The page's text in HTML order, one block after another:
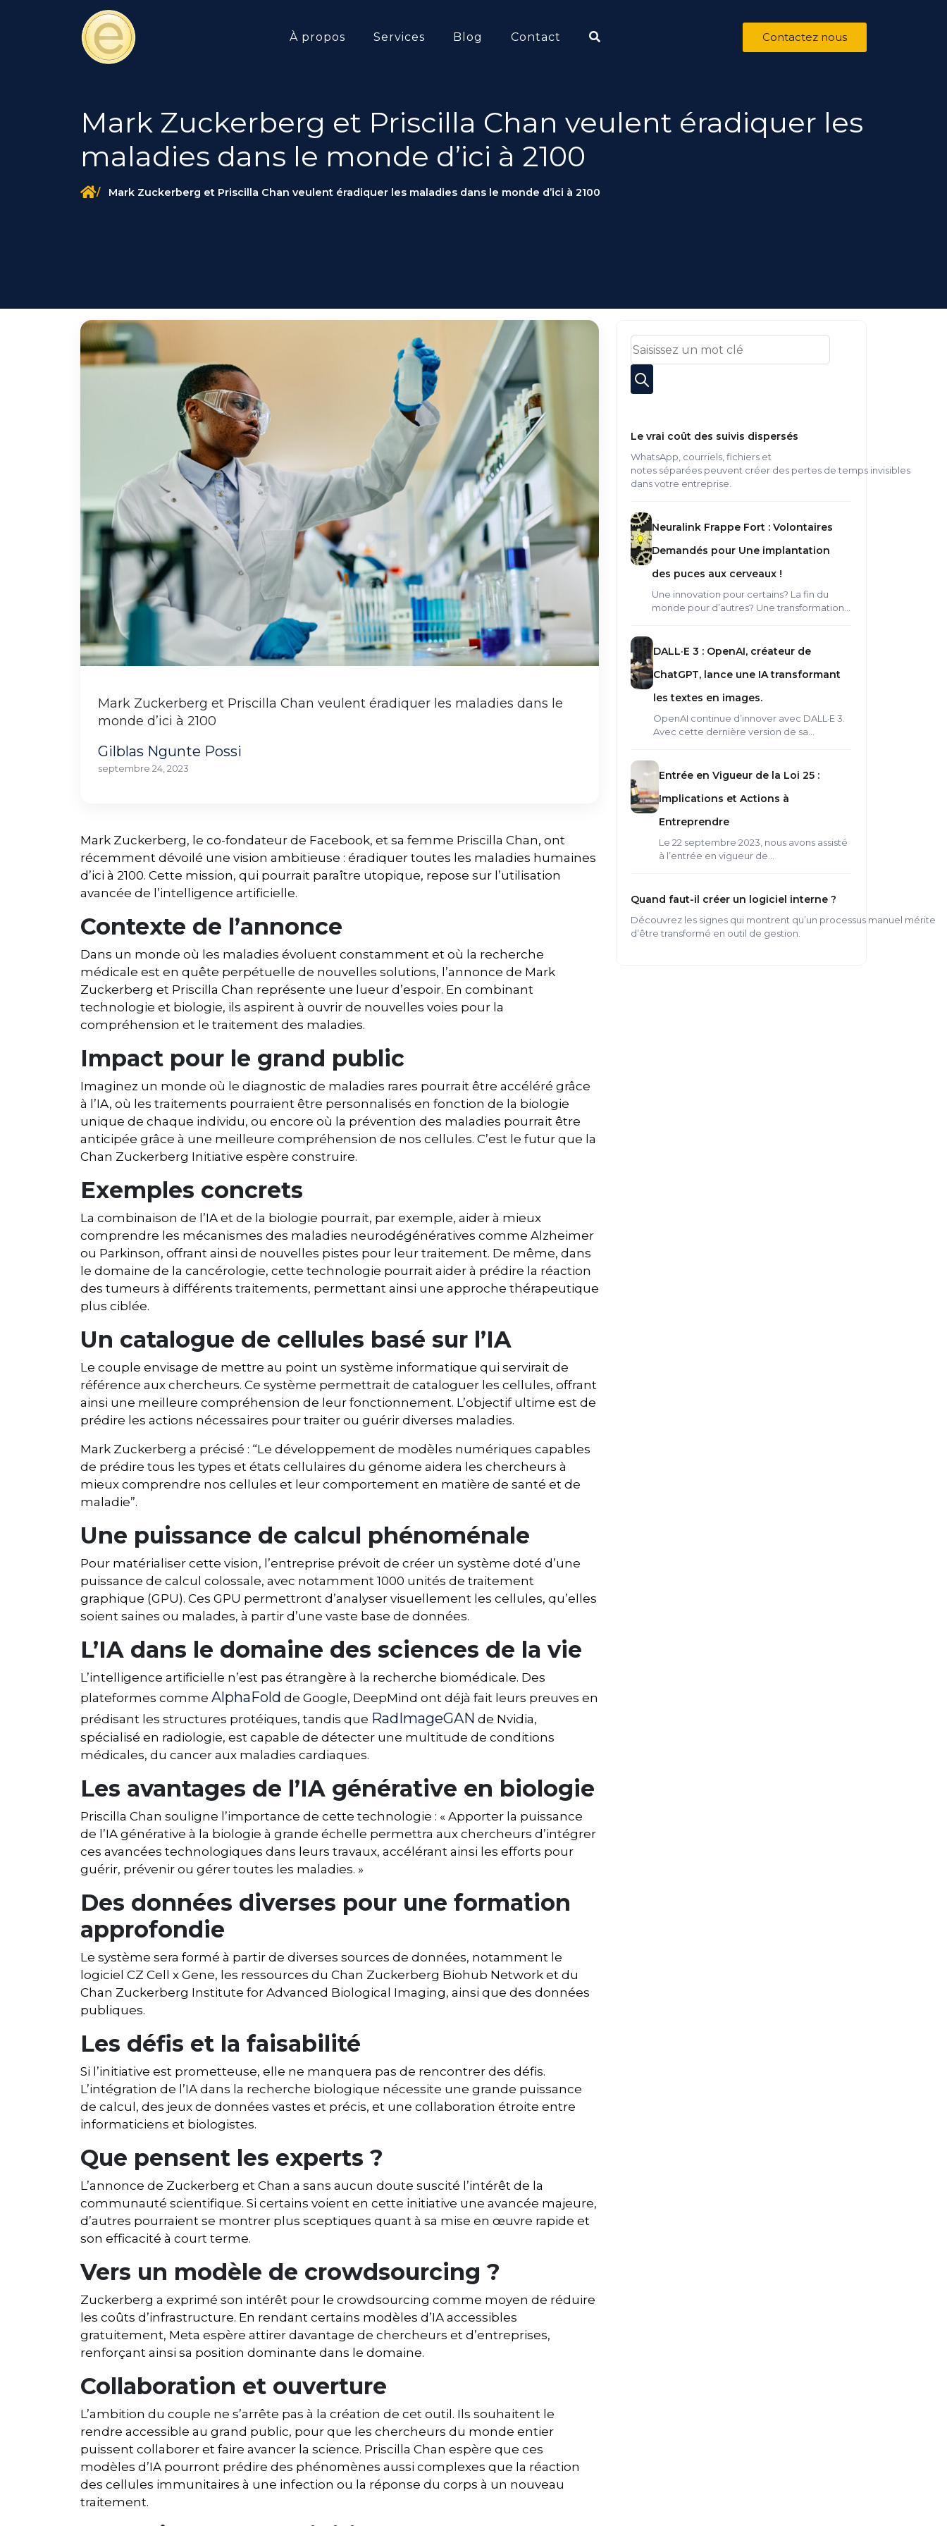
À propos Services Blog Contact Contactez nous
Mark Zuckerberg et Priscilla Chan veulent éradiquer les
maladies dans le monde d’ici à 2100
Mark Zuckerberg et Priscilla Chan veulent éradiquer les maladies dans le monde d’ici à 2100
Mark Zuckerberg et Priscilla Chan veulent éradiquer les maladies dans le
monde d’ici à 2100
Gilblas Ngunte Possi
septembre 24, 2023
Mark Zuckerberg, le co-fondateur de Facebook, et sa femme Priscilla Chan, ont
récemment dévoilé une vision ambitieuse : éradiquer toutes les maladies humaines
d’ici à 2100. Cette mission, qui pourrait paraître utopique, repose sur l’utilisation
avancée de l’intelligence artificielle.
Contexte de l’annonce
Dans un monde où les maladies évoluent constamment et où la recherche
médicale est en quête perpétuelle de nouvelles solutions, l’annonce de Mark
Zuckerberg et Priscilla Chan représente une lueur d’espoir. En combinant
technologie et biologie, ils aspirent à ouvrir de nouvelles voies pour la
compréhension et le traitement des maladies.
Impact pour le grand public
Imaginez un monde où le diagnostic de maladies rares pourrait être accéléré grâce
à l’IA, où les traitements pourraient être personnalisés en fonction de la biologie
unique de chaque individu, ou encore où la prévention des maladies pourrait être
anticipée grâce à une meilleure compréhension de nos cellules. C’est le futur que la
Chan Zuckerberg Initiative espère construire.
Exemples concrets
La combinaison de l’IA et de la biologie pourrait, par exemple, aider à mieux
comprendre les mécanismes des maladies neurodégénératives comme Alzheimer
ou Parkinson, offrant ainsi de nouvelles pistes pour leur traitement. De même, dans
le domaine de la cancérologie, cette technologie pourrait aider à prédire la réaction
des tumeurs à différents traitements, permettant ainsi une approche thérapeutique
plus ciblée.
Un catalogue de cellules basé sur l’IA
Le couple envisage de mettre au point un système informatique qui servirait de
référence aux chercheurs. Ce système permettrait de cataloguer les cellules, offrant
ainsi une meilleure compréhension de leur fonctionnement. L’objectif ultime est de
prédire les actions nécessaires pour traiter ou guérir diverses maladies.
Mark Zuckerberg a précisé : “Le développement de modèles numériques capables
de prédire tous les types et états cellulaires du génome aidera les chercheurs à
mieux comprendre nos cellules et leur comportement en matière de santé et de
maladie”.
Une puissance de calcul phénoménale
Pour matérialiser cette vision, l’entreprise prévoit de créer un système doté d’une
puissance de calcul colossale, avec notamment 1000 unités de traitement
graphique (GPU). Ces GPU permettront d’analyser visuellement les cellules, qu’elles
soient saines ou malades, à partir d’une vaste base de données.
L’IA dans le domaine des sciences de la vie
L’intelligence artificielle n’est pas étrangère à la recherche biomédicale. Des
plateformes comme AlphaFold de Google, DeepMind ont déjà fait leurs preuves en
prédisant les structures protéiques, tandis que RadImageGAN de Nvidia,
spécialisé en radiologie, est capable de détecter une multitude de conditions
médicales, du cancer aux maladies cardiaques.
Les avantages de l’IA générative en biologie
Priscilla Chan souligne l’importance de cette technologie : « Apporter la puissance
de l’IA générative à la biologie à grande échelle permettra aux chercheurs d’intégrer
ces avancées technologiques dans leurs travaux, accélérant ainsi les efforts pour
guérir, prévenir ou gérer toutes les maladies. »
Des données diverses pour une formation
approfondie
Le système sera formé à partir de diverses sources de données, notamment le
logiciel CZ Cell x Gene, les ressources du Chan Zuckerberg Biohub Network et du
Chan Zuckerberg Institute for Advanced Biological Imaging, ainsi que des données
publiques.
Les défis et la faisabilité
Si l’initiative est prometteuse, elle ne manquera pas de rencontrer des défis.
L’intégration de l’IA dans la recherche biologique nécessite une grande puissance
de calcul, des jeux de données vastes et précis, et une collaboration étroite entre
informaticiens et biologistes.
Que pensent les experts ?
L’annonce de Zuckerberg et Chan a sans aucun doute suscité l’intérêt de la
communauté scientifique. Si certains voient en cette initiative une avancée majeure,
d’autres pourraient se montrer plus sceptiques quant à sa mise en œuvre rapide et
son efficacité à court terme.
Vers un modèle de crowdsourcing ?
Zuckerberg a exprimé son intérêt pour le crowdsourcing comme moyen de réduire
les coûts d’infrastructure. En rendant certains modèles d’IA accessibles
gratuitement, Meta espère attirer davantage de chercheurs et d’entreprises,
renforçant ainsi sa position dominante dans le domaine.
Collaboration et ouverture
L’ambition du couple ne s’arrête pas à la création de cet outil. Ils souhaitent le
rendre accessible au grand public, pour que les chercheurs du monde entier
puissent collaborer et faire avancer la science. Priscilla Chan espère que ces
modèles d’IA pourront prédire des phénomènes aussi complexes que la réaction
des cellules immunitaires à une infection ou la réponse du corps à un nouveau
traitement.
Le vrai coût des suivis dispersés
WhatsApp, courriels, fichiers et
notes séparées peuvent créer des pertes de temps invisibles
dans votre entreprise.
Neuralink Frappe Fort : Volontaires
Demandés pour Une implantation
des puces aux cerveaux !
Une innovation pour certains? La fin du
monde pour d’autres? Une transformation…
DALL·E 3 : OpenAI, créateur de
ChatGPT, lance une IA transformant
les textes en images.
OpenAI continue d’innover avec DALL·E 3.
Avec cette dernière version de sa…
Entrée en Vigueur de la Loi 25 :
Implications et Actions à
Entreprendre
Le 22 septembre 2023, nous avons assisté
à l’entrée en vigueur de…
Quand faut-il créer un logiciel interne ?
Découvrez les signes qui montrent qu’un processus manuel mérite
d’être transformé en outil de gestion.